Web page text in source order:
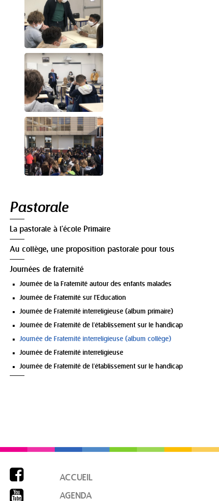
Pastorale
La pastorale à l'école Primaire
Au collège, une proposition pastorale pour tous
Journées de fraternité
Journée de la Fraternité autour des enfants malades
Journée de Fraternité sur l'Education
Journée de Fraternité interreligieuse (album primaire)
Journée de Fraternité de l’établissement sur le handicap
Journée de Fraternité interreligieuse (album collège)
Journée de Fraternité interreligieuse
Journée de Fraternité de l’établissement sur le handicap


ACCUEIL
AGENDA